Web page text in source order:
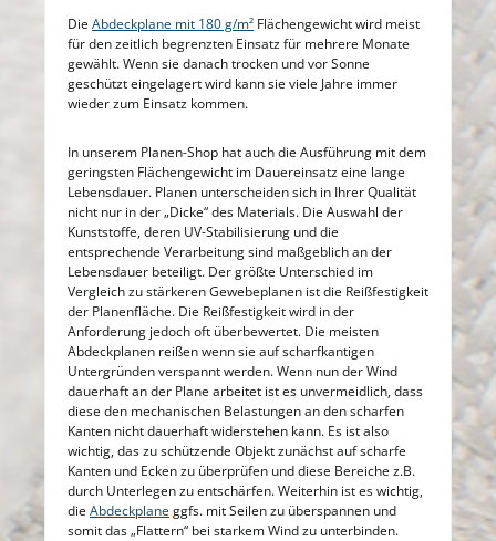
Die Abdeckplane mit 180 g/m² Flächengewicht wird meist
für den zeitlich begrenzten Einsatz für mehrere Monate
gewählt. Wenn sie danach trocken und vor Sonne
geschützt eingelagert wird kann sie viele Jahre immer
wieder zum Einsatz kommen.
In unserem Planen-Shop hat auch die Ausführung mit dem
geringsten Flächengewicht im Dauereinsatz eine lange
Lebensdauer. Planen unterscheiden sich in Ihrer Qualität
nicht nur in der „Dicke“ des Materials. Die Auswahl der
Kunststoffe, deren UV-Stabilisierung und die
entsprechende Verarbeitung sind maßgeblich an der
Lebensdauer beteiligt. Der größte Unterschied im
Vergleich zu stärkeren Gewebeplanen ist die Reißfestigkeit
der Planenfläche. Die Reißfestigkeit wird in der
Anforderung jedoch oft überbewertet. Die meisten
Abdeckplanen reißen wenn sie auf scharfkantigen
Untergründen verspannt werden. Wenn nun der Wind
dauerhaft an der Plane arbeitet ist es unvermeidlich, dass
diese den mechanischen Belastungen an den scharfen
Kanten nicht dauerhaft widerstehen kann. Es ist also
wichtig, das zu schützende Objekt zunächst auf scharfe
Kanten und Ecken zu überprüfen und diese Bereiche z.B.
durch Unterlegen zu entschärfen. Weiterhin ist es wichtig,
die Abdeckplane ggfs. mit Seilen zu überspannen und
somit das „Flattern“ bei starkem Wind zu unterbinden.